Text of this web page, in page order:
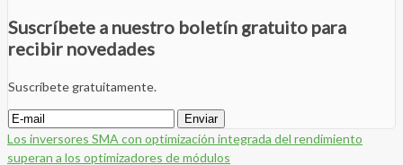
Suscríbete a nuestro boletín gratuito para
recibir novedades
Suscríbete gratuitamente.
Los inversores SMA con optimización integrada del rendimiento
superan a los optimizadores de módulos